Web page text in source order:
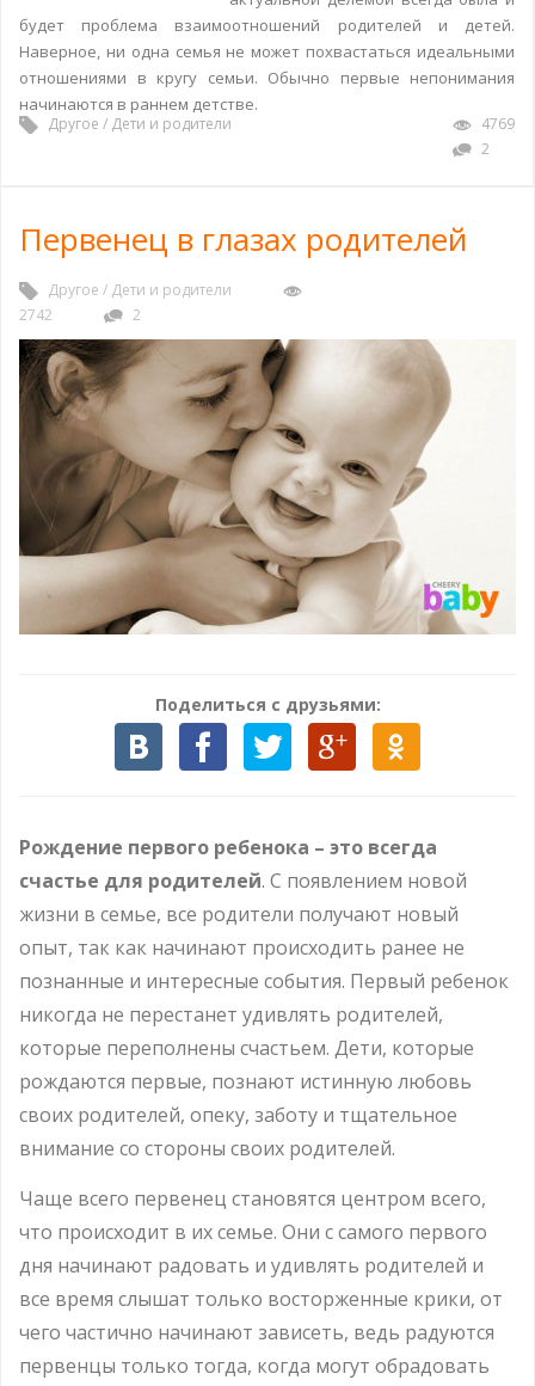
будет проблема взаимоотношений родителей и детей.
Наверное, ни одна семья не может похвастаться идеальными
отношениями в кругу семьи. Обычно первые непонимания
начинаются в раннем детстве.
Другое / Дети и родители
4769
2
Первенец в глазах родителей
Другое / Дети и родители
2742
2
Поделиться с друзьями:
Рождение первого ребенока – это всегда
счастье для родителей. С появлением новой
жизни в семье, все родители получают новый
опыт, так как начинают происходить ранее не
познанные и интересные события. Первый ребенок
никогда не перестанет удивлять родителей,
которые переполнены счастьем. Дети, которые
рождаются первые, познают истинную любовь
своих родителей, опеку, заботу и тщательное
внимание со стороны своих родителей.
Чаще всего первенец становятся центром всего,
что происходит в их семье. Они с самого первого
дня начинают радовать и удивлять родителей и
все время слышат только восторженные крики, от
чего частично начинают зависеть, ведь радуются
первенцы только тогда, когда могут обрадовать